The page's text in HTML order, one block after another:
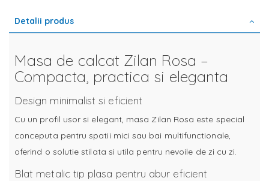
Detalii produs
Masa de calcat Zilan Rosa –
Compacta, practica si eleganta
Design minimalist si eficient
Cu un profil usor si elegant, masa Zilan Rosa este special
conceputa pentru spatii mici sau bai multifunctionale,
oferind o solutie stilata si utila pentru nevoile de zi cu zi.
Blat metalic tip plasa pentru abur eficient